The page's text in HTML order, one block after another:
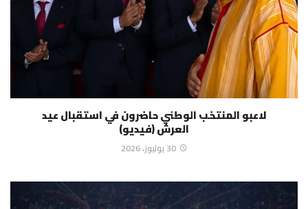
لاعبو المنتخب الوطني حاضرون في استقبال عيد
العرش (فيديو)
30 يوليوز، 2026